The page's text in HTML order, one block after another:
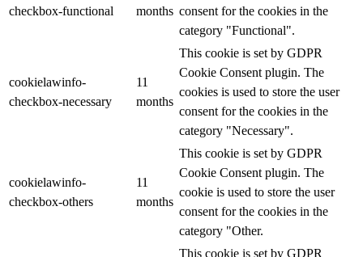
checkbox-functional
months consent for the cookies in the
category "Functional".
cookielawinfo-
checkbox-necessary
11
months
This cookie is set by GDPR
Cookie Consent plugin. The
cookies is used to store the user
consent for the cookies in the
category "Necessary".
cookielawinfo-
checkbox-others
11
months
This cookie is set by GDPR
Cookie Consent plugin. The
cookie is used to store the user
consent for the cookies in the
category "Other.
This cookie is set by GDPR